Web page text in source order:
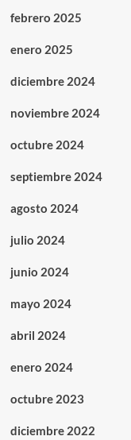
febrero 2025
enero 2025
diciembre 2024
noviembre 2024
octubre 2024
septiembre 2024
agosto 2024
julio 2024
junio 2024
mayo 2024
abril 2024
enero 2024
octubre 2023
diciembre 2022